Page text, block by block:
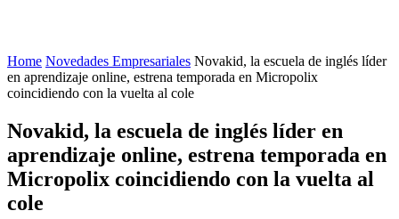
Home Novedades Empresariales Novakid, la escuela de inglés líder
en aprendizaje online, estrena temporada en Micropolix
coincidiendo con la vuelta al cole
Novakid, la escuela de inglés líder en
aprendizaje online, estrena temporada en
Micropolix coincidiendo con la vuelta al
cole